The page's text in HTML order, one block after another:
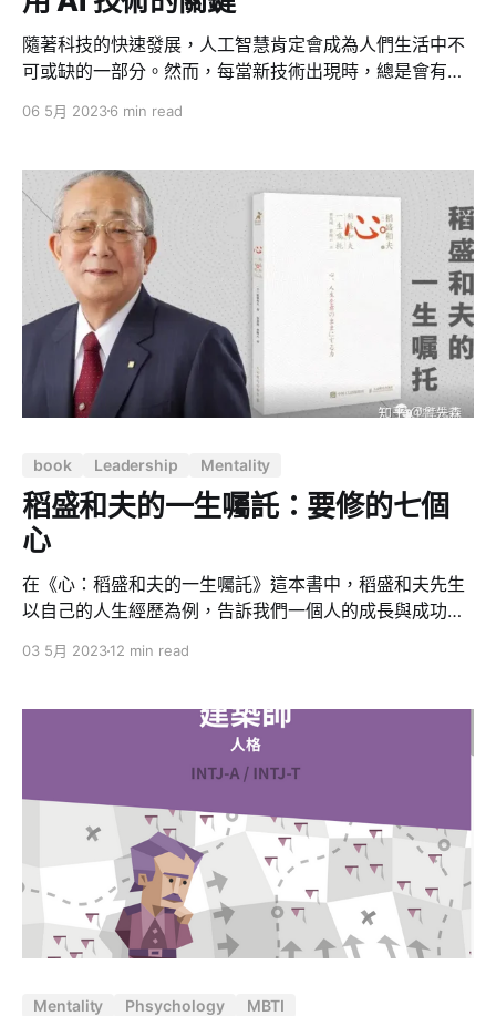
隨著科技的快速發展，人工智慧肯定會成為人們生活中不
可或缺的一部分。然而，每當新技術出現時，總是會有一
ChatGPT 生成的寓言故事來表達我對這個觀點的看法：
這編輯器寫程式，並且因此自豪。 他經常與他的同事們爭
論這才是比 Vim 更好的編輯器。 但隨著時代的變遷，
Visual Code 這種現代化的生產力工具逐漸成為主流。 大
部分的人都選擇使用 Visual Code，因為它更方便、更高
去的成功中， 堅持認為使用 Vim 和 Emacs 才是真正的工
程師。 就在這時，一位年輕的程式設計師小張加入了他們
的團隊。小張熟練地運用 AI 技術， 大大提高了工作效
率。他認為 AI 只是一個生產力工具，能幫助人們更好地
完成工作， 並不會取代人的創造力和情感。 老李看到小
都忘記了真正的藝術。 可是，隨著時間的推移，
06 5月 20236 min read
book Leadership Mentality
稻盛和夫的一生囑託：要修的七個
心
在《心：稻盛和夫的一生囑託》這本書中，稻盛和夫先生
以自己的人生經歷為例，告訴我們一個人的成長與成功都
的挫折和困難，只要保持一顆感恩、謙虛、知足、利他的
03 5月 202312 min read
Mentality Phsychology MBTI